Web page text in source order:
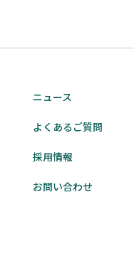
ニュース
よくあるご質問
採用情報
お問い合わせ